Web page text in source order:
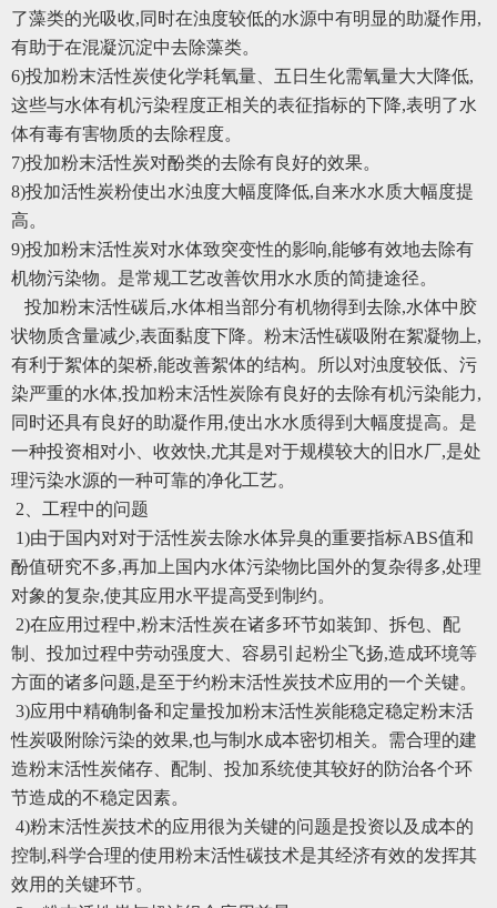
了藻类的光吸收,同时在浊度较低的水源中有明显的助凝作用,
有助于在混凝沉淀中去除藻类。
6)投加粉末活性炭使化学耗氧量、五日生化需氧量大大降低,
这些与水体有机污染程度正相关的表征指标的下降,表明了水
体有毒有害物质的去除程度。
7)投加粉末活性炭对酚类的去除有良好的效果。
8)投加活性炭粉使出水浊度大幅度降低,自来水水质大幅度提
高。
9)投加粉末活性炭对水体致突变性的影响,能够有效地去除有
机物污染物。是常规工艺改善饮用水水质的简捷途径。
投加粉末活性碳后,水体相当部分有机物得到去除,水体中胶
状物质含量减少,表面黏度下降。粉末活性碳吸附在絮凝物上,
有利于絮体的架桥,能改善絮体的结构。所以对浊度较低、污
染严重的水体,投加粉末活性炭除有良好的去除有机污染能力,
同时还具有良好的助凝作用,使出水水质得到大幅度提高。是
一种投资相对小、收效快,尤其是对于规模较大的旧水厂,是处
理污染水源的一种可靠的净化工艺。
2、工程中的问题
1)由于国内对对于活性炭去除水体异臭的重要指标ABS值和
酚值研究不多,再加上国内水体污染物比国外的复杂得多,处理
对象的复杂,使其应用水平提高受到制约。
2)在应用过程中,粉末活性炭在诸多环节如装卸、拆包、配
制、投加过程中劳动强度大、容易引起粉尘飞扬,造成环境等
方面的诸多问题,是至于约粉末活性炭技术应用的一个关键。
3)应用中精确制备和定量投加粉末活性炭能稳定稳定粉末活
性炭吸附除污染的效果,也与制水成本密切相关。需合理的建
造粉末活性炭储存、配制、投加系统使其较好的防治各个环
节造成的不稳定因素。
4)粉末活性炭技术的应用很为关键的问题是投资以及成本的
控制,科学合理的使用粉末活性碳技术是其经济有效的发挥其
效用的关键环节。